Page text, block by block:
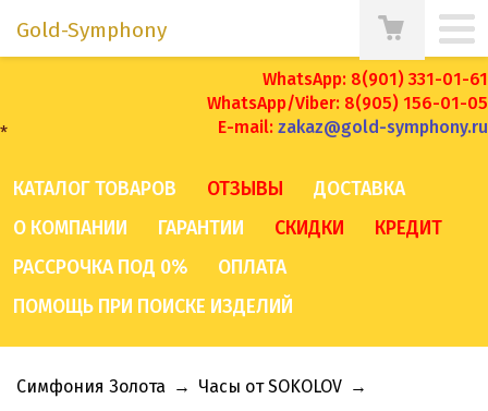
WhatsApp: 8(901) 331-01-61
WhatsApp/Viber: 8(905) 156-01-05
E-mail: zakaz@gold-symphony.ru
*
Gold-Symphony
КАТАЛОГ ТОВАРОВ ОТЗЫВЫ
ДОСТАВКА
О КОМПАНИИ
ГАРАНТИИ СКИДКИ
КРЕДИТ
РАССРОЧКА ПОД 0%
ОПЛАТА
ПОМОЩЬ ПРИ ПОИСКЕ ИЗДЕЛИЙ
Симфония Золота → Часы от SOKOLOV →